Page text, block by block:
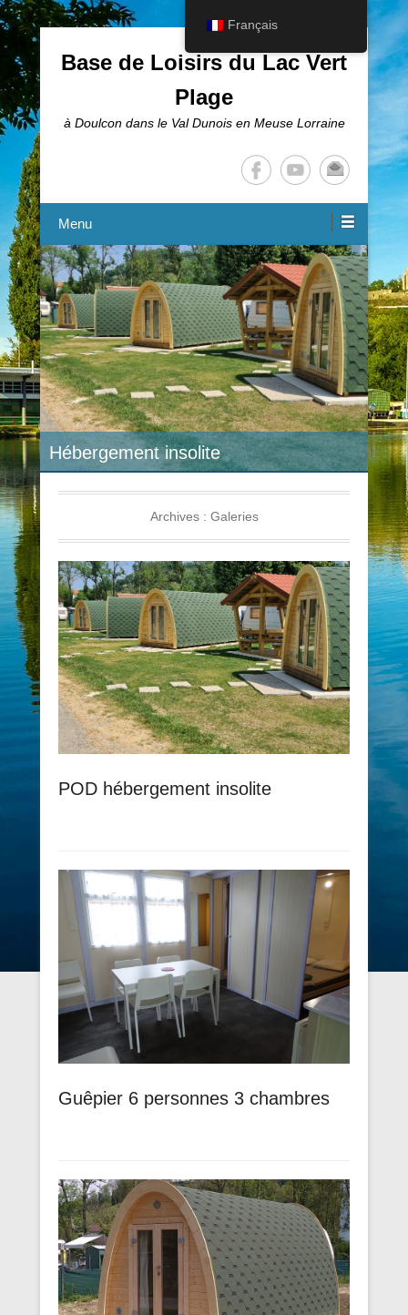
Base de Loisirs du Lac Vert
Plage
à Doulcon dans le Val Dunois en Meuse Lorraine
Menu
Hébergement insolite
Archives : Galeries
POD hébergement insolite
Guêpier 6 personnes 3 chambres
Français